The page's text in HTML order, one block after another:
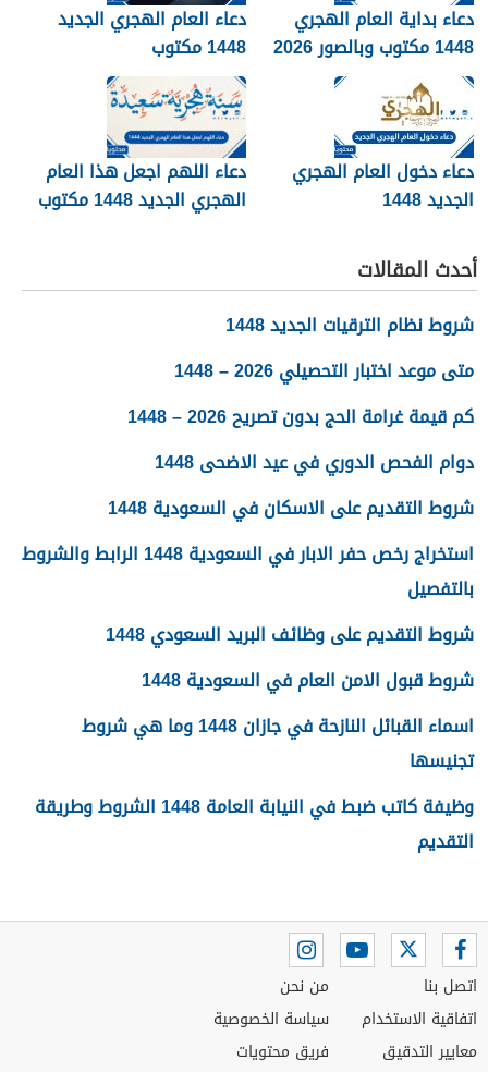
دعاء بداية العام الهجري
1448 مكتوب وبالصور 2026
دعاء العام الهجري الجديد
1448 مكتوب
دعاء دخول العام الهجري
الجديد 1448
دعاء اللهم اجعل هذا العام
الهجري الجديد 1448 مكتوب
أحدث المقالات
شروط نظام الترقيات الجديد 1448
متى موعد اختبار التحصيلي 2026 – 1448
كم قيمة غرامة الحج بدون تصريح 2026 – 1448
دوام الفحص الدوري في عيد الاضحى 1448
شروط التقديم على الاسكان في السعودية 1448
استخراج رخص حفر الابار في السعودية 1448 الرابط والشروط
بالتفصيل
شروط التقديم على وظائف البريد السعودي 1448
شروط قبول الامن العام في السعودية 1448
اسماء القبائل النازحة في جازان 1448 وما هي شروط
تجنيسها
وظيفة كاتب ضبط في النيابة العامة 1448 الشروط وطريقة
التقديم
اتصل بنا
اتفاقية الاستخدام
معايير التدقيق
من نحن
سياسة الخصوصية
فريق محتويات